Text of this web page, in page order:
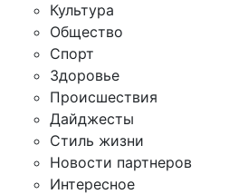
Культура
Общество
Спорт
Здоровье
Происшествия
Дайджесты
Стиль жизни
Новости партнеров
Интересное